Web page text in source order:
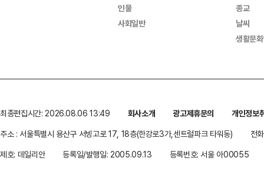
인물
사회일반
종교
날씨
생활문
최종편집시간: 2026.08.06 13:49 회사소개 광고제휴문의
개인정보
주소 : 서울특별시 용산구 서빙고로 17, 18층(한강로3가,센트럴파크 타워동)
전
제호: 데일리안
등록일/발행일: 2005.09.13 등록번호: 서울 아00055